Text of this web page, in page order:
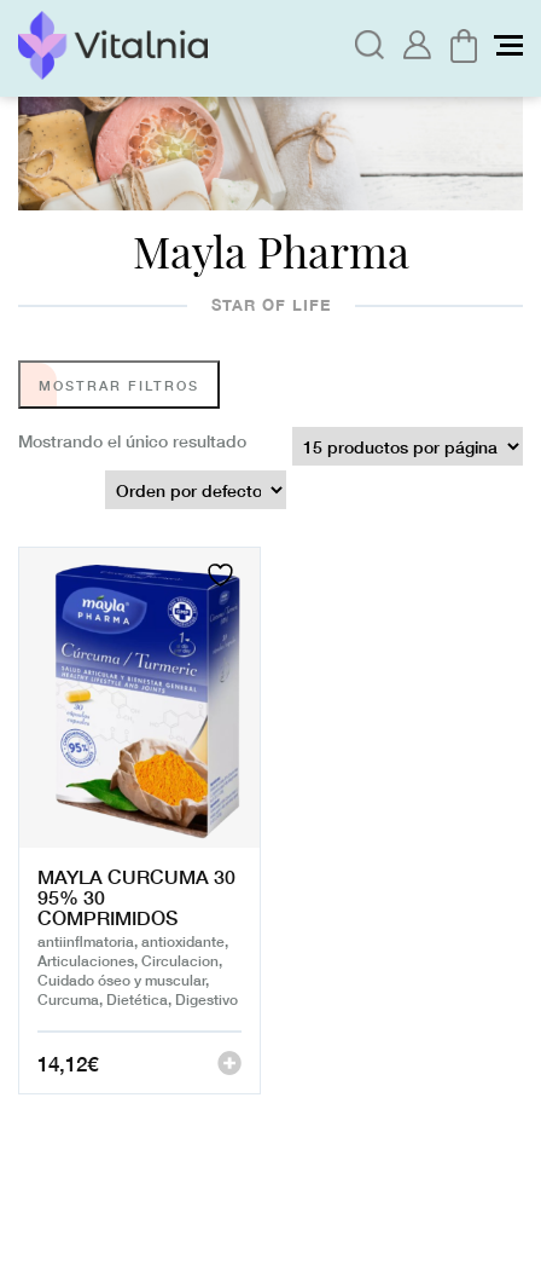
Mayla Pharma
STAR OF LIFE
MOSTRAR FILTROS
Mostrando el único resultado
MAYLA CURCUMA 30
95% 30
COMPRIMIDOS
antiinflmatoria, antioxidante,
Articulaciones, Circulacion,
Cuidado óseo y muscular,
Curcuma, Dietética, Digestivo
14,12€